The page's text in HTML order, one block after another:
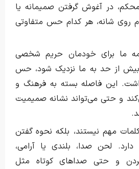
در آغوش گرفتن صمیمانه یا
روی شانه، هر کدام حس متفاوتی
ما برای خودمان حریم شخصی
بیش از حد به ما نزدیک شود، حس
این فاصله بسته به فرهنگ و
و حتی می‌تواند نشانه صمیمیت
مهم نیستند، بلکه نحوه گفتن
لحن صدا، بلندی یا آرامی،
و حتی صداهای کوتاه مثل